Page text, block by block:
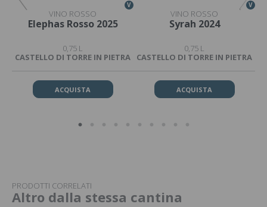
V
VINO ROSSO
Elephas Rosso 2025
0,75 L
CASTELLO DI TORRE IN PIETRA
ACQUISTA
V
VINO ROSSO
Syrah 2024
0,75 L
CASTELLO DI TORRE IN PIETRA
ACQUISTA
PRODOTTI CORRELATI
Altro dalla stessa cantina